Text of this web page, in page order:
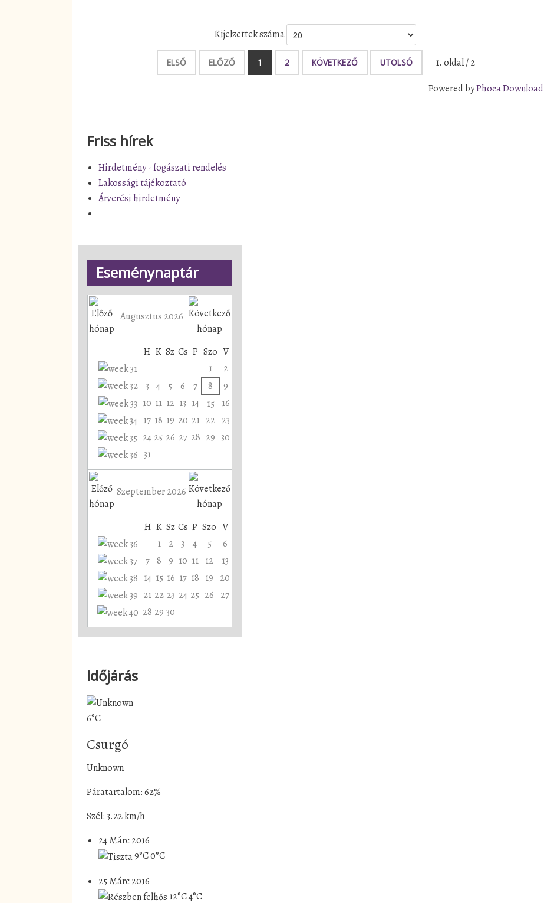
Kijelzettek száma
ELSŐ ELŐZŐ 1 2 KÖVETKEZŐ UTOLSÓ
1. oldal / 2
Powered byPhoca Download
Friss hírek
Hirdetmény - fogászati rendelés
Lakossági tájékoztató
Árverési hirdetmény
Eseménynaptár
Augusztus 2026
H K Sz Cs P Szo V
1
2
3 4 5 6 7 8
9
10 11 12 13 14 15
16
17 18 19 20 21 22 23
24 25 26 27 28 29 30
31
Szeptember 2026
H K Sz Cs P Szo V
1
2 3 4 5
6
7 8 9 10 11 12
13
14 15 16 17 18 19 20
21 22 23 24 25 26 27
28 29 30
Időjárás
6°C
Csurgó
Unknown
Páratartalom: 62%
Szél: 3.22 km/h
24 Márc 2016
9°C0°C
25 Márc 2016
12°C4°C